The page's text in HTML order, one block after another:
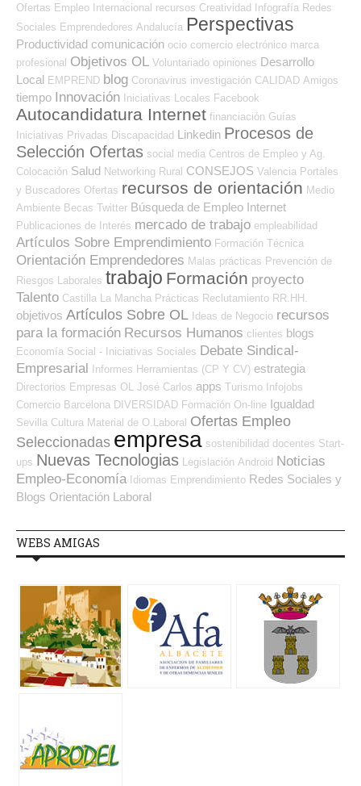
Ofertas Empleo Internacional recursos Creatividad Infografía Redes
Sociales Emprendedores Andalucía Perspectivas
Productividad comunicación ocio comercio electrónico marca
profesional Objetivos OL Voluntariado opiniones Desarrollo
Local EMPREND blog Coronavirus investigación CALIDAD Amigos
tiempo Innovación Iniciativas Locales Facebook
Autocandidatura Internet financiación Guías
Iniciativas Privadas Discapacidad Linkedin Procesos de
Selección Ofertas social media Centros de Empleo y Ag.
Colocación Salud Networking Rural CONSEJOS Valencia Portales
y Buscadores Ofertas recursos de orientación Medio
Ambiente Becas Twitter Búsqueda de Empleo Internet
Publicaciones de Interés mercado de trabajo empleabilidad
Artículos Sobre Emprendimiento Formación Técnica
Orientación Emprendedores Malas prácticas Prevención de
Riesgos Laborales trabajo Formación proyecto
Talento Castilla La Mancha Prácticas Reclutamiento RR.HH.
objetivos Artículos Sobre OL Ideas de Negocio recursos
para la formación Recursos Humanos clientes blogs
Economía Social - Iniciativas Sociales Debate Sindical-
Empresarial Informes Herramientas (CP Y CV) estrategia
Directorios Empresas OL José Carlos apps Turismo Infojobs
Comercio Barcelona DIVERSIDAD Formación On-line Igualdad
Sevilla Cultura Material de O.Laboral Ofertas Empleo
Seleccionadas empresa sostenibilidad docentes Start-
ups Nuevas Tecnologias Legislación Android Noticias
Empleo-Economía Idiomas Emprendimiento Redes Sociales y
Blogs Orientación Laboral
WEBS AMIGAS